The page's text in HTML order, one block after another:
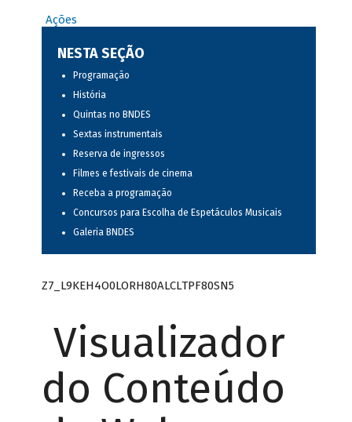
Ações
NESTA SEÇÃO
Programação
História
Quintas no BNDES
Sextas instrumentais
Reserva de ingressos
Filmes e festivais de cinema
Receba a programação
Concursos para Escolha de Espetáculos Musicais
Galeria BNDES
Z7_L9KEH4O0LORH80ALCLTPF80SN5
Visualizador
do Conteúdo